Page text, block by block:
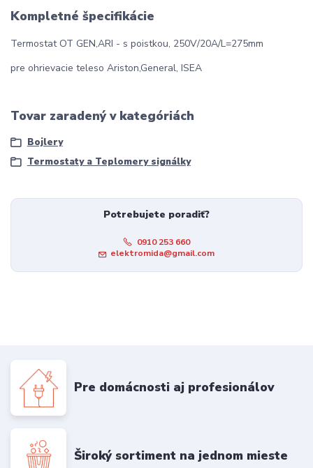
Kompletné špecifikácie
Termostat OT GEN,ARI - s poistkou, 250V/20A/L=275mm
pre ohrievacie teleso Ariston,General, ISEA
Tovar zaradený v kategóriách
Bojlery
Termostaty a Teplomery signálky
Potrebujete poradiť?
0910 253 660
elektromida@gmail.com
Pre domácnosti aj profesionálov
Široký sortiment na jednom mieste